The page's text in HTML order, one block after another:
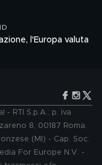
l'Europa valuta
- RTI S.p.A.: p. iva
8, 00187 Roma.
(MI) - Cap. Soc.
For Europe N.V. -